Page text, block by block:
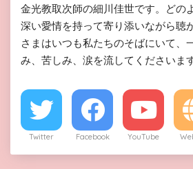
金光教取次師の細川佳世です。どの
深い愛情を持って寄り添いながら聴
さまはいつも私たちのそばにいて、
み、苦しみ、涙を流してくださいます
Twitter Facebook YouTube